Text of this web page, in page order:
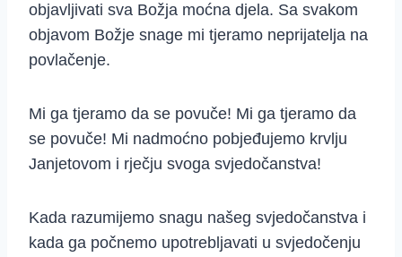
objavljivati sva Božja moćna djela. Sa svakom
objavom Božje snage mi tjeramo neprijatelja na
povlačenje.
Mi ga tjeramo da se povuče! Mi ga tjeramo da
se povuče! Mi nadmoćno pobjeđujemo krvlju
Janjetovom i rječju svoga svjedočanstva!
Kada razumijemo snagu našeg svjedočanstva i
kada ga počnemo upotrebljavati u svjedočenju